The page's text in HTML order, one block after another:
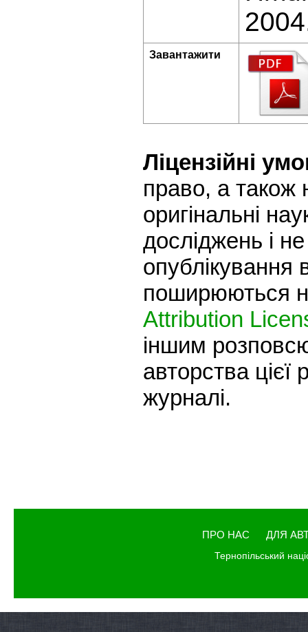
Завантажити
Ліцензійні
право, а також
оригінальні
досліджень і
опублікування
поширюються
Attribution
іншим
авторства цієї
журналі.
ПРО НАС ДЛЯ
Тернопільський